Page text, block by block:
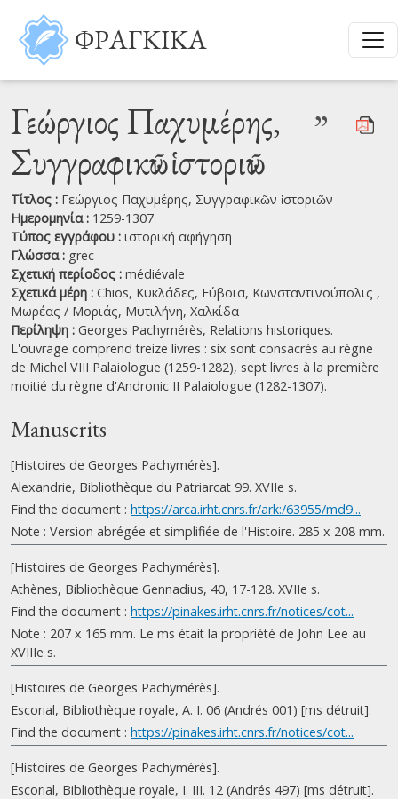
Παράκαμψη προς το κυρίως περιεχόμενο
ΦΡΑΓΚΙΚΑ
Γεώργιος Παχυμέρης,
Συγγραφικῶν ἱστοριῶν
”
Τίτλος : Γεώργιος Παχυμέρης, Συγγραφικῶν ἱστοριῶν
Ημερομηνία : 1259-1307
Τύπος εγγράφου : ιστορική αφήγηση
Γλώσσα : grec
Σχετική περίοδος : médiévale
Σχετικά μέρη : Chios, Κυκλάδες, Εύβοια, Κωνσταντινούπολις ,
Μωρέας / Μοριάς, Μυτιλήνη, Χαλκίδα
Περίληψη : Georges Pachymérès, Relations historiques.
L'ouvrage comprend treize livres : six sont consacrés au règne
de Michel VIII Palaiologue (1259-1282), sept livres à la première
moitié du règne d'Andronic II Palaiologue (1282-1307).
Manuscrits
[Histoires de Georges Pachymérès].
Alexandrie, Bibliothèque du Patriarcat 99. XVIIe s.
Find the document : https://arca.irht.cnrs.fr/ark:/63955/md9...
Note : Version abrégée et simplifiée de l'Histoire. 285 x 208 mm.
[Histoires de Georges Pachymérès].
Athènes, Bibliothèque Gennadius, 40, 17-128. XVIIe s.
Find the document : https://pinakes.irht.cnrs.fr/notices/cot...
Note : 207 x 165 mm. Le ms était la propriété de John Lee au
XVIIIe s.
[Histoires de Georges Pachymérès].
Escorial, Bibliothèque royale, A. I. 06 (Andrés 001) [ms détruit].
Find the document : https://pinakes.irht.cnrs.fr/notices/cot...
[Histoires de Georges Pachymérès].
Escorial, Bibliothèque royale, I. III. 12 (Andrés 497) [ms détruit].